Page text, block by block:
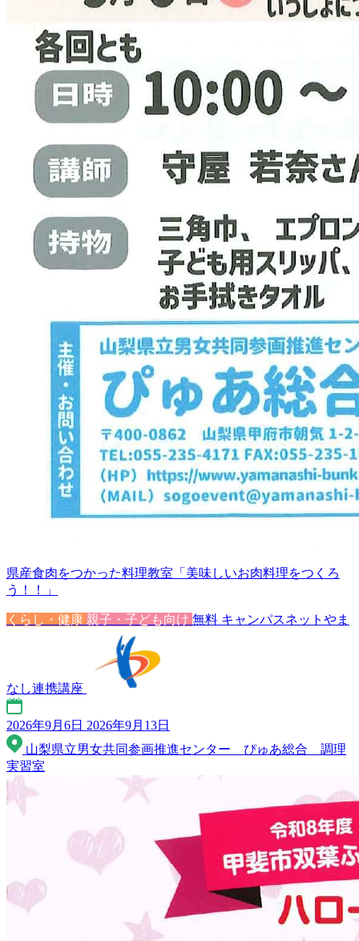
県産食肉をつかった料理教室「美味しいお肉料理をつくろ
う！！」
くらし・健康 親子・子ども向け 無料 キャンパスネットやま
なし連携講座
2026年9月6日 2026年9月13日
山梨県立男女共同参画推進センター ぴゅあ総合 調理
実習室